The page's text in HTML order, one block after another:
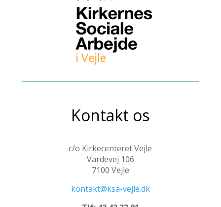
Kontakt os
c/o Kirkecenteret Vejle
Vardevej 106
7100 Vejle
kontakt@ksa-vejle.dk